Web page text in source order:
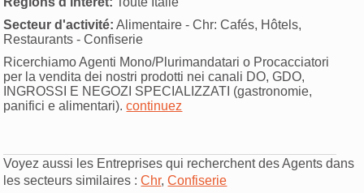
Secteur d'activité: Alimentaire - Chr: Cafés, Hôtels,
Restaurants - Confiserie
Ricerchiamo Agenti Mono/Plurimandatari o Procacciatori
per la vendita dei nostri prodotti nei canali DO, GDO,
INGROSSI E NEGOZI SPECIALIZZATI (gastronomie,
panifici e alimentari).continuez
Voyez aussi les Entreprises qui recherchent des Agents dans
les secteurs similaires :Chr,Confiserie